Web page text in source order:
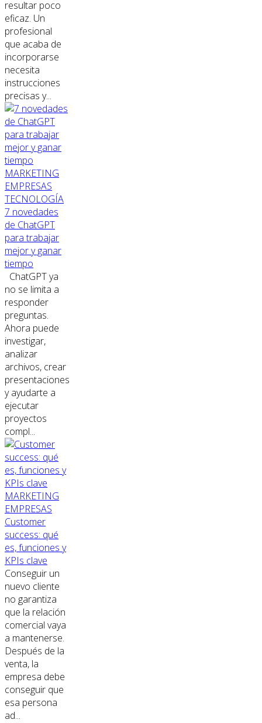
resultar poco
eficaz. Un
profesional
que acaba de
incorporarse
necesita
instrucciones
precisas y...
MARKETING
EMPRESAS
TECNOLOGÍA
7 novedades
de ChatGPT
para trabajar
mejor y ganar
tiempo
ChatGPT ya
no se limita a
responder
preguntas.
Ahora puede
investigar,
analizar
archivos, crear
presentaciones
y ayudarte a
ejecutar
proyectos
compl...
MARKETING
EMPRESAS
Customer
success: qué
es, funciones y
KPIs clave
Conseguir un
nuevo cliente
no garantiza
que la relación
comercial vaya
a mantenerse.
Después de la
venta, la
empresa debe
conseguir que
esa persona
ad...